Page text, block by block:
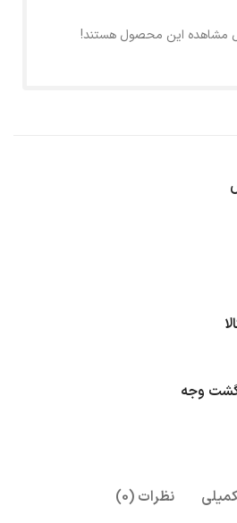
مشاهده این محصول هستند!
نظرات (0)